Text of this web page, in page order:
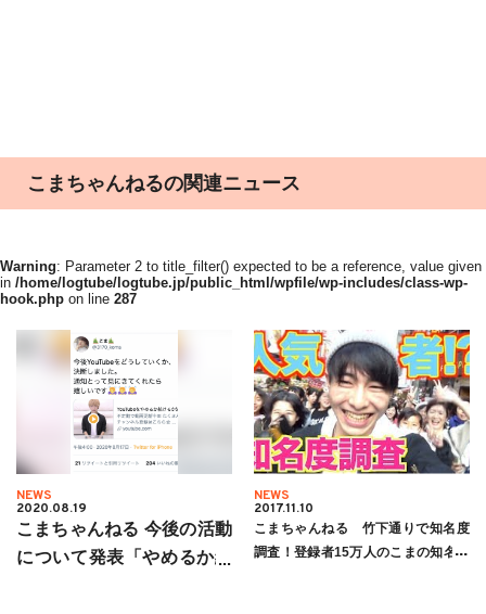
こまちゃんねるの関連ニュース
Warning: Parameter 2 to title_filter() expected to be a reference, value given
in /home/logtube/logtube.jp/public_html/wpfile/wp-includes/class-wp-
hook.php on line 287
NEWS
2020.08.19
こまちゃんねる 今後の活動
について発表「やめるか続
NEWS
2017.11.10
こまちゃんねる 竹下通りで知名度
調査！登録者15万人のこまの知名度